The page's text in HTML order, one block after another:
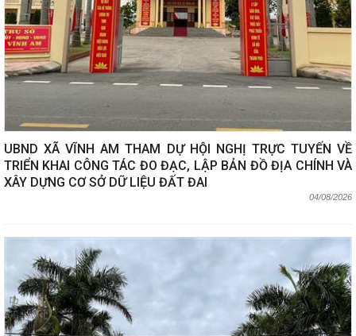
UBND XÃ VĨNH AM THAM DỰ HỘI NGHỊ TRỰC TUYẾN VỀ
TRIỂN KHAI CÔNG TÁC ĐO ĐẠC, LẬP BẢN ĐỒ ĐỊA CHÍNH VÀ
XÂY DỰNG CƠ SỞ DỮ LIỆU ĐẤT ĐAI
04/08/2026